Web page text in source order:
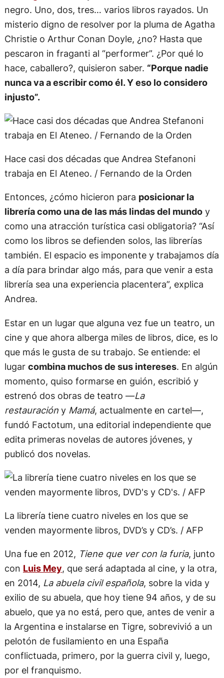
deBorgescon la tapa tachadacon marcador
negro. Uno, dos, tres… varios libros rayados. Un
misterio digno de resolver por la pluma de Agatha
Christie o Arthur Conan Doyle, ¿no? Hasta que
pescaron in fraganti al “performer”. ¿Por qué lo
hace, caballero?, quisieron saber.“Porque nadie
nunca va a escribir como él. Y eso lo considero
injusto”.
Hace casi dos décadas que Andrea Stefanoni
trabaja en El Ateneo. / Fernando de la Orden
Entonces, ¿cómo hicieron paraposicionar la
librería como una de las más lindas del mundoy
como una atracción turística casi obligatoria? “Así
como los libros se defienden solos, las librerías
también. El espacio es imponente y trabajamos día
a día para brindar algo más, para que venir a esta
librería sea una experiencia placentera”, explica
Andrea.
Estar en un lugar que alguna vez fue un teatro, un
cine y que ahora alberga miles de libros, dice, es lo
que más le gusta de su trabajo. Se entiende: el
lugarcombina muchos de sus intereses . En algún
momento, quiso formarse en guión, escribió y
estrenó dos obras de teatro —La
restauraciónyMamá , actualmente en cartel—,
fundó Factotum, una editorial independiente que
edita primeras novelas de autores jóvenes, y
publicó dos novelas.
La librería tiene cuatro niveles en los que se
venden mayormente libros, DVD’s y CD’s. / AFP
Una fue en 2012,Tiene que ver con la furia, junto
conLuis Mey, que será adaptada al cine, y la otra,
en 2014,La abuela civil española, sobre la vida y
exilio de su abuela, que hoy tiene 94 años, y de su
abuelo, que ya no está, pero que, antes de venir a
la Argentina e instalarse en Tigre, sobrevivió a un
pelotón de fusilamiento en una España